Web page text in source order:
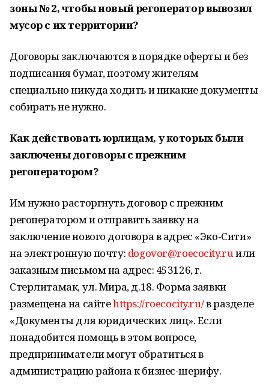
зоны № 2, чтобы новый регоператор вывозил
мусор с их территории?
Договоры заключаются в порядке оферты и без
подписания бумаг, поэтому жителям
специально никуда ходить и никакие документы
собирать не нужно.
Как действовать юрлицам, у которых были
заключены договоры с прежним
регоператором?
Им нужно расторгнуть договор с прежним
регоператором и отправить заявку на
заключение нового договора в адрес «Эко-Сити»
на электронную почту: dogovor@roecocity.ruили
заказным письмом на адрес: 453126, г.
Стерлитамак, ул. Мира, д.18. Форма заявки
размещена на сайтеhttps://roecocity.ru/в разделе
«Документы для юридических лиц». Если
понадобится помощь в этом вопросе,
предприниматели могут обратиться в
администрацию района к бизнес-шерифу.